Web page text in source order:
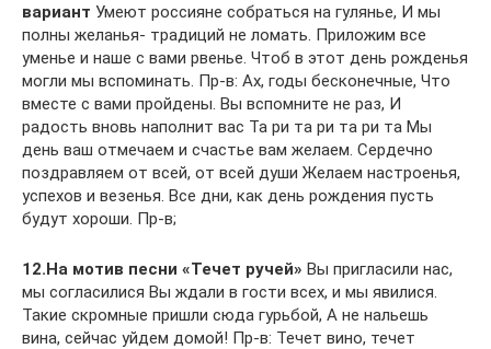
вариант Умеют россияне собраться на гулянье, И мы
полны желанья- традиций не ломать. Приложим все
уменье и наше с вами рвенье. Чтоб в этот день рожденья
могли мы вспоминать. Пр-в: Ах, годы бесконечные, Что
вместе с вами пройдены. Вы вспомните не раз, И
радость вновь наполнит вас Та ри та ри та ри та Мы
день ваш отмечаем и счастье вам желаем. Сердечно
поздравляем от всей, от всей души Желаем настроенья,
успехов и везенья. Все дни, как день рождения пусть
будут хороши. Пр-в;
12.На мотив песни «Течет ручей» Вы пригласили нас,
мы согласилися Вы ждали в гости всех, и мы явилися.
Такие скромные пришли сюда гурьбой, А не нальешь
вина, сейчас уйдем домой! Пр-в: Течет вино, течет